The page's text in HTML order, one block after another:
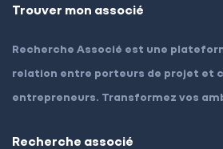
Trouver mon associé
Recherche Associé est une
relation entre porteurs de projet et
entrepreneurs. Transformez vos
Recherche associé